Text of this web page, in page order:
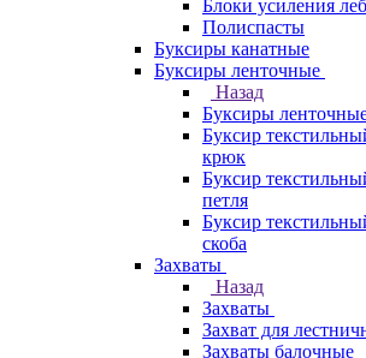
Блоки усиления
Полиспасты
Буксиры канатные
Буксиры ленточные
Назад
Буксиры
Буксир
крюк
Буксир
петля
Буксир
скоба
Захваты
Назад
Захваты
Захват для
Захваты балочные